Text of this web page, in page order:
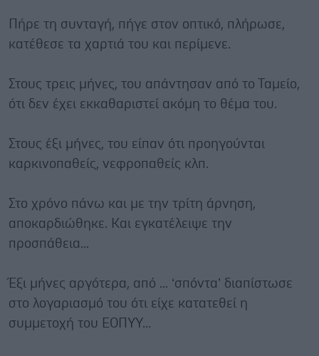
Πήρε τη συνταγή, πήγε στον οπτικό, πλήρωσε,
κατέθεσε τα χαρτιά του και περίμενε.
Στους τρεις μήνες, του απάντησαν από το Ταμείο,
ότι δεν έχει εκκαθαριστεί ακόμη το θέμα του.
Στους έξι μήνες, του είπαν ότι προηγούνται
καρκινοπαθείς, νεφροπαθείς κλπ.
Στο χρόνο πάνω και με την τρίτη άρνηση,
αποκαρδιώθηκε. Και εγκατέλειψε την
προσπάθεια...
Έξι μήνες αργότερα, από ... ‘σπόντα’ διαπίστωσε
στο λογαριασμό του ότι είχε κατατεθεί η
συμμετοχή του ΕΟΠΥΥ...